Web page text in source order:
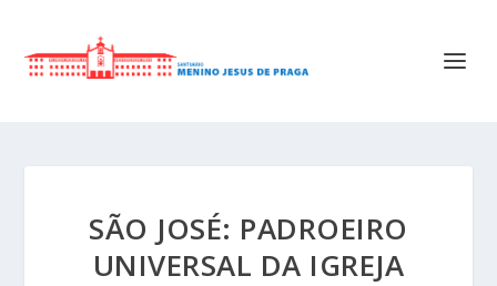
SÃO JOSÉ: PADROEIRO
UNIVERSAL DA IGREJA